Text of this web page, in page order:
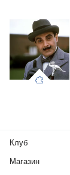
Клуб
Магазин